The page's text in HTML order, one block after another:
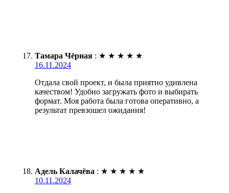
Тамара Чёрная : ★ ★ ★ ★ ★
16.11.2024
Отдала свой проект, и была приятно удивлена
качеством! Удобно загружать фото и выбирать
формат. Моя работа была готова оперативно, а
результат превзошел ожидания!
Адель Калачёва : ★ ★ ★ ★ ★
10.11.2024